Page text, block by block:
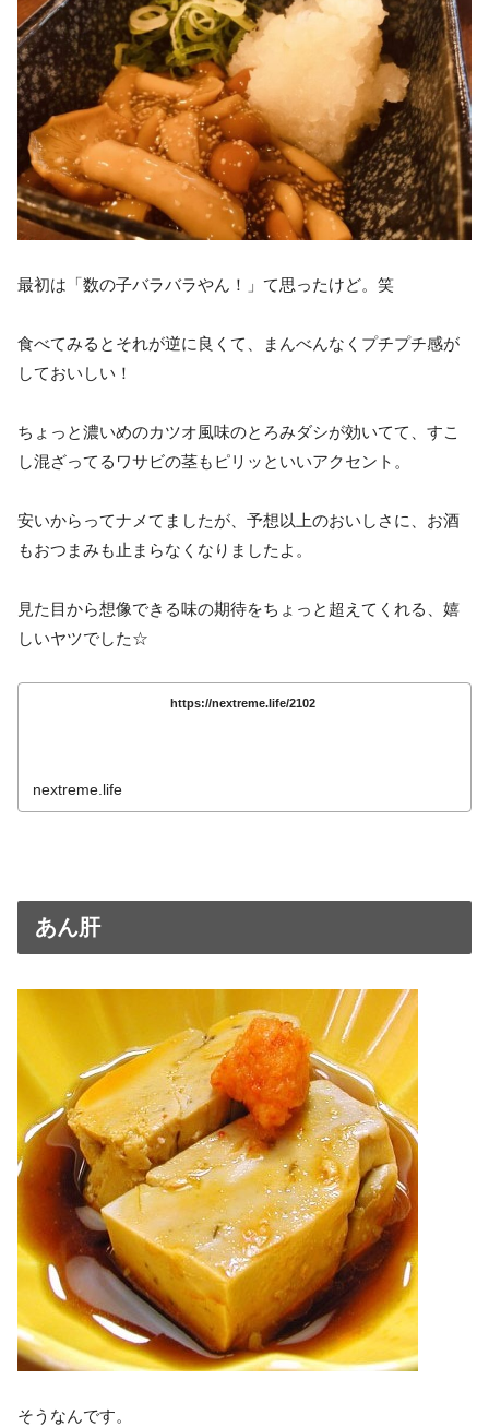
最初は「数の子バラバラやん！」て思ったけど。笑
食べてみるとそれが逆に良くて、まんべんなくプチプチ感が
しておいしい！
ちょっと濃いめのカツオ風味のとろみダシが効いてて、すこ
し混ざってるワサビの茎もピリッといいアクセント。
安いからってナメてましたが、予想以上のおいしさに、お酒
もおつまみも止まらなくなりましたよ。
見た目から想像できる味の期待をちょっと超えてくれる、嬉
しいヤツでした☆
https://nextreme.life/2102
nextreme.life
あん肝
そうなんです。